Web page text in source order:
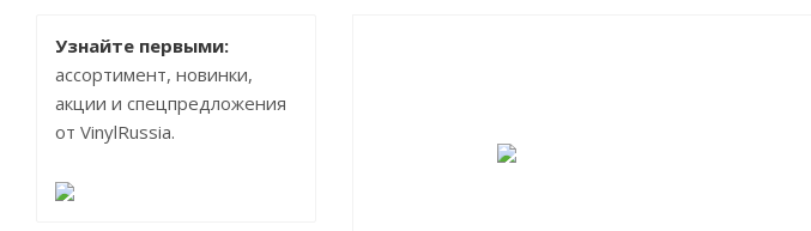
Узнайте первыми:
ассортимент, новинки,
акции и спецпредложения
от VinylRussia.